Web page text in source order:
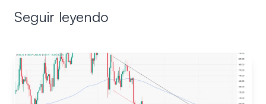
Seguir leyendo